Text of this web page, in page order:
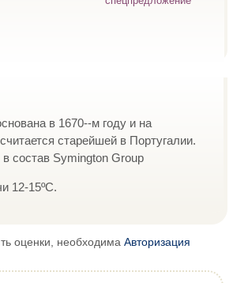
в 1670--м году и на
старейшей в Португалии.
состав Symington Group
12-15ºС.
оценки, необходима Авторизация